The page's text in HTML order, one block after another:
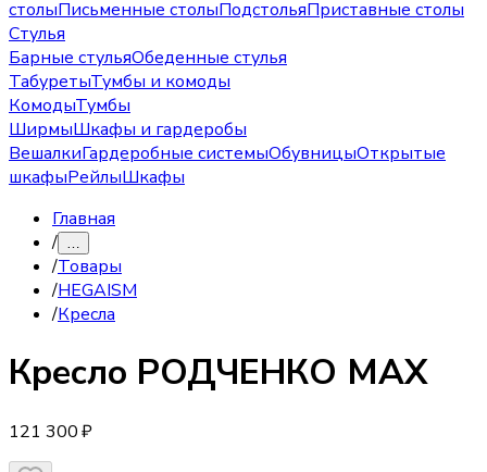
столыПисьменные столыПодстольяПриставные столы
Стулья
Барные стульяОбеденные стулья
ТабуретыТумбы и комоды
КомодыТумбы
ШирмыШкафы и гардеробы
ВешалкиГардеробные системыОбувницыОткрытые
шкафыРейлыШкафы
Главная
/ …
/Товары
/HEGAISM
/Кресла
Кресло РОДЧЕНКО МАХ
121 300 ₽